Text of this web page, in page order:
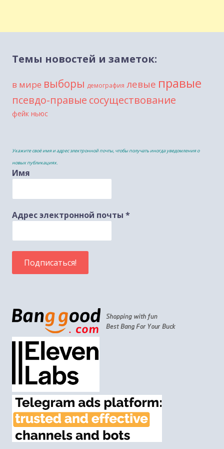
Темы новостей и заметок:
в мире выборы демография левые правые
псевдо-правые сосуществование
фейк ньюс
Укажите своё имя и адрес электронной почты, чтобы получать иногда уведомления о
новых публикациях.
Имя
Адрес электронной почты *